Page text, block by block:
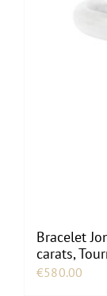
Bracelet
carats,
€580.00